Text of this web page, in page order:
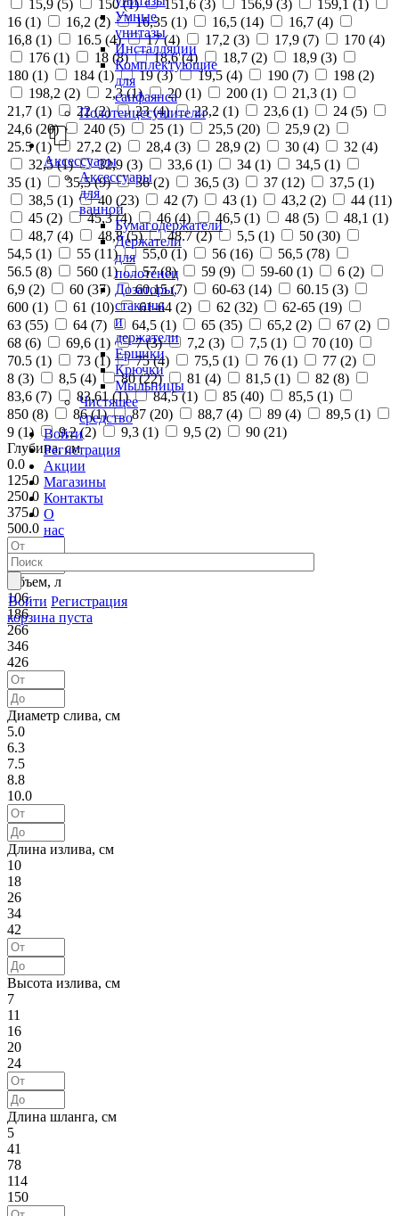
Умные
унитазы
Инсталляции
Комплектующие
для
санфаянса
Полотенцесушители
Аксессуары
Аксессуары
для
ванной
Бумагодержатели
Держатели
для
полотенец
Дозаторы,
стаканы
и
держатели
Ершики
Крючки
Мыльницы
Чистящее
средство
Войти
Регистрация
Акции
Магазины
Контакты
О
нас
Войти Регистрация
корзина пуста
15,9 (5) 150 (1) 151,6 (3) 156,9 (3) 159,1 (1 )
16 (1) 16,2 (2) 16,35 (1) 16,5 (14) 16,7 (4)
16,8 (1) 16.5 (4) 17 (4) 17,2 (3) 17,9 (7) 170 (4)
176 (1) 18 (8) 18,6 (4) 18,7 (2) 18,9 (3)
180 (1) 184 (1) 19 (3) 19,5 (4) 190 (7) 198 (2)
198,2 (2) 2,3 (1) 20 (1) 200 (1) 21,3 (1)
21,7 (1) 22 (2) 23 (4) 23,2 (1) 23,6 (1) 24 (5)
24,6 (20) 240 (5) 25 (1) 25,5 (20) 25,9 (2)
25.5 (1) 27,2 (2) 28,4 (3) 28,9 (2) 30 (4) 32 (4)
32,5 (1) 32,9 (3) 33,6 (1) 34 (1) 34,5 (1)
35 (1) 35,5 (9) 36 (2) 36,5 (3) 37 (12) 37,5 (1)
38,5 (1) 40 (23) 42 (7) 43 (1) 43,2 (2) 44 (11)
45 (2) 45,3 (4) 46 (4) 46,5 (1) 48 (5) 48,1 (1)
48,7 (4) 48,8 (5) 48.7 (2) 5,5 (1) 50 (30)
54,5 (1) 55 (11) 55,0 (1) 56 (16) 56,5 (78)
56.5 (8) 560 (1) 57 (8) 59 (9) 59-60 (1) 6 (2)
6,9 (2) 60 (37) 60,15 (7) 60-63 (14) 60.15 (3)
600 (1) 61 (10) 61-64 (2) 62 (32) 62-65 (19)
63 (55) 64 (7) 64,5 (1) 65 (35) 65,2 (2) 67 (2)
68 (6) 69,6 (1) 7 (3) 7,2 (3) 7,5 (1) 70 (10)
70.5 (1) 73 (1) 75 (4) 75,5 (1) 76 (1) 77 (2)
8 (3) 8,5 (4) 80 (22) 81 (4) 81,5 (1) 82 (8)
83,6 (7) 83,61 (1) 84,5 (1) 85 (40) 85,5 (1)
850 (8) 86 (1) 87 (20) 88,7 (4) 89 (4) 89,5 (1)
9 (1) 9,2 (2) 9,3 (1) 9,5 (2) 90 (21)
Глубина, см
0.0
125.0
250.0
375.0
500.0
Объем, л
106
186
266
346
426
Диаметр слива, см
5.0
6.3
7.5
8.8
10.0
Длина излива, см
10
18
26
34
42
Высота излива, см
7
11
16
20
24
Длина шланга, см
5
41
78
114
150